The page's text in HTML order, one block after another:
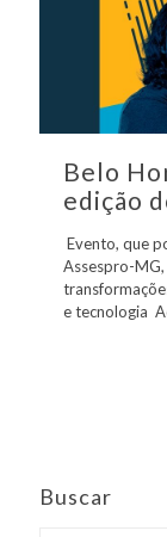
Belo
edição
Evento, que
Assespro-
e tecnologia
Buscar